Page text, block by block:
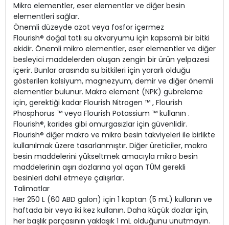
Mikro elementler, eser elementler ve diğer besin
elementleri sağlar.
Önemli düzeyde azot veya fosfor içermez
Flourish® doğal tatlı su akvaryumu için kapsamlı bir bitki
ekidir. Önemli mikro elementler, eser elementler ve diğer
besleyici maddelerden oluşan zengin bir ürün yelpazesi
içerir. Bunlar arasında su bitkileri için yararlı olduğu
gösterilen kalsiyum, magnezyum, demir ve diğer önemli
elementler bulunur. Makro element (NPK) gübreleme
için, gerektiği kadar Flourish Nitrogen ™ , Flourish
Phosphorus ™ veya Flourish Potassium ™ kullanın .
Flourish®, karides gibi omurgasızlar için güvenlidir.
Flourish® diğer makro ve mikro besin takviyeleri ile birlikte
kullanılmak üzere tasarlanmıştır. Diğer üreticiler, makro
besin maddelerini yükseltmek amacıyla mikro besin
maddelerinin aşırı dozlarına yol açan TÜM gerekli
besinleri dahil etmeye çalışırlar.
Talimatlar
Her 250 L (60 ABD galon) için 1 kaptan (5 mL) kullanın ve
haftada bir veya iki kez kullanın. Daha küçük dozlar için,
her başlık parçasının yaklaşık 1 mL olduğunu unutmayın.